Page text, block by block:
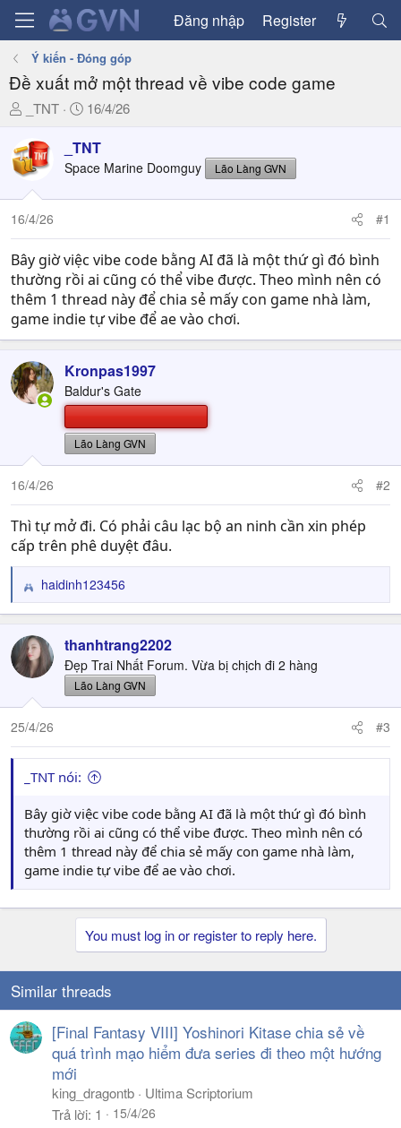
Đăng nhập Register
Ý kiến - Đóng góp
Đề xuất mở một thread về vibe code game
r
e
a
d
s
t
a
r
t
e
_TNT
N
à
y
ử
16/4/26
_TNT
Space Marine Doomguy Lão Làng GVN
16/4/26 #1
Bây giờ việc vibe code bằng AI đã là một thứ gì đó bình
thường rồi ai cũng có thể vibe được. Theo mình nên có
thêm 1 thread này để chia sẻ mấy con game nhà làm,
game indie tự vibe để ae vào chơi.
Kronpas1997
Baldur's Gate
Lão Làng GVN
16/4/26 #2
Thì tự mở đi. Có phải câu lạc bộ an ninh cần xin phép
cấp trên phê duyệt đâu.
R
e
c
t
i
n
s
:
haidinh123456
thanhtrang2202
Đẹp Trai Nhất Forum. Vừa bị chịch đi 2 hàng
Lão Làng GVN
25/4/26 #3
_TNT nói:
Bây giờ việc vibe code bằng AI đã là một thứ gì đó bình
thường rồi ai cũng có thể vibe được. Theo mình nên có
thêm 1 thread này để chia sẻ mấy con game nhà làm,
game indie tự vibe để ae vào chơi.
You must log in or register to reply here.
Similar threads
[Final Fantasy VIII] Yoshinori Kitase chia sẻ về
quá trình mạo hiểm đưa series đi theo một hướng
mới
king_dragontb
Ultima Scriptorium
Trả lời 1 15/4/26